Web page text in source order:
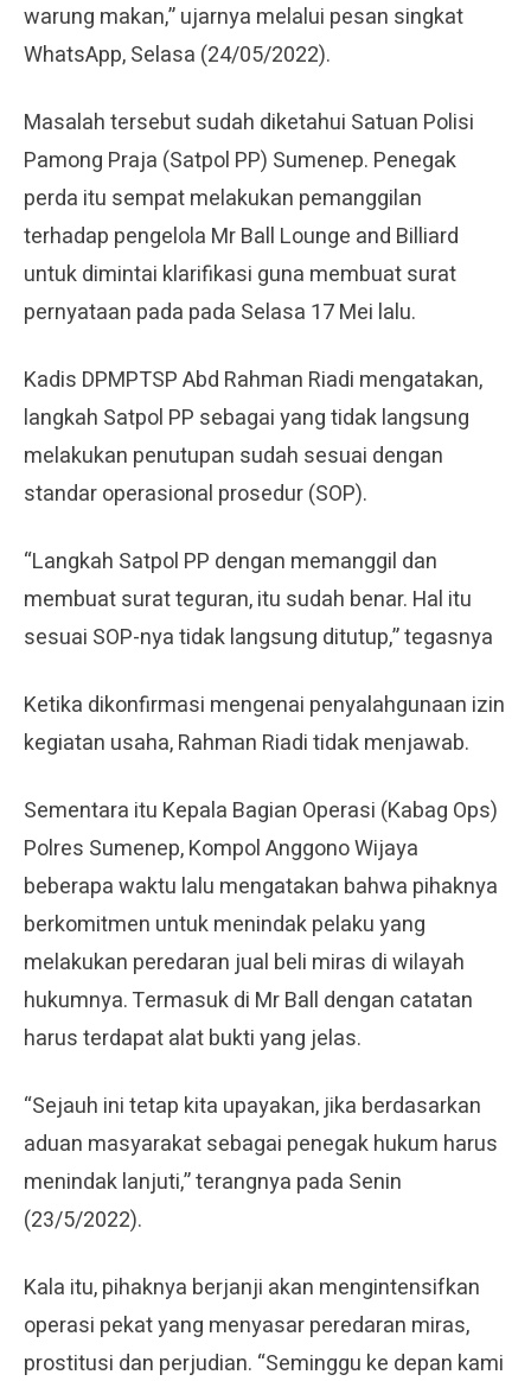
warung makan,” ujarnya melalui pesan singkat
WhatsApp, Selasa (24/05/2022).
Masalah tersebut sudah diketahui Satuan Polisi
Pamong Praja (Satpol PP) Sumenep. Penegak
perda itu sempat melakukan pemanggilan
terhadap pengelola Mr Ball Lounge and Billiard
untuk dimintai klarifikasi guna membuat surat
pernyataan pada pada Selasa 17 Mei lalu.
Kadis DPMPTSP Abd Rahman Riadi mengatakan,
langkah Satpol PP sebagai yang tidak langsung
melakukan penutupan sudah sesuai dengan
standar operasional prosedur (SOP).
“Langkah Satpol PP dengan memanggil dan
membuat surat teguran, itu sudah benar. Hal itu
sesuai SOP-nya tidak langsung ditutup,” tegasnya
Ketika dikonfirmasi mengenai penyalahgunaan izin
kegiatan usaha, Rahman Riadi tidak menjawab.
Sementara itu Kepala Bagian Operasi (Kabag Ops)
Polres Sumenep, Kompol Anggono Wijaya
beberapa waktu lalu mengatakan bahwa pihaknya
berkomitmen untuk menindak pelaku yang
melakukan peredaran jual beli miras di wilayah
hukumnya. Termasuk di Mr Ball dengan catatan
harus terdapat alat bukti yang jelas.
“Sejauh ini tetap kita upayakan, jika berdasarkan
aduan masyarakat sebagai penegak hukum harus
menindak lanjuti,” terangnya pada Senin
(23/5/2022).
Kala itu, pihaknya berjanji akan mengintensifkan
operasi pekat yang menyasar peredaran miras,
prostitusi dan perjudian. “Seminggu ke depan kami